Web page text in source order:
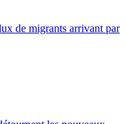
de migrants arrivant par